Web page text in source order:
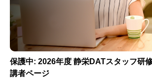
保護中: 2026年度 静栄DATスタッフ研
講者ページ